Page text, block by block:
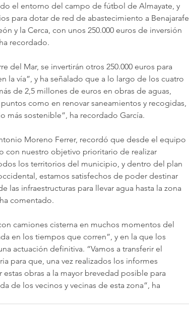
el entorno del campo de fútbol de Almayate, y
para dotar de red de abastecimiento a Benajarafe
y la Cerca, con unos 250.000 euros de inversión
recordado.
del Mar, se invertirán otros 250.000 euros para
la vía”, y ha señalado que a lo largo de los cuatro
de 2,5 millones de euros en obras de aguas,
como en renovar saneamientos y recogidas,
más sostenible”, ha recordado García.
Moreno Ferrer, recordó que desde el equipo
con nuestro objetivo prioritario de realizar
los territorios del municipio, y dentro del plan
estamos satisfechos de poder destinar
las infraestructuras para llevar agua hasta la zona
comentado.
camiones cisterna en muchos momentos del
en los tiempos que corren”, y en la que los
actuación definitiva. “Vamos a transferir el
para que, una vez realizados los informes
obras a la mayor brevedad posible para
de los vecinos y vecinas de esta zona”, ha